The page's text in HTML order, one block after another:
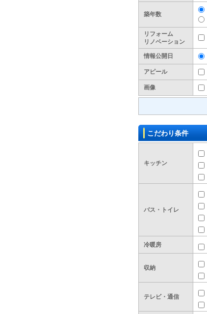
築年数
リフォーム
リノベーション
情報公開日
アピール
画像
こだわり条件
キッチン
バス・トイレ
冷暖房
収納
テレビ・通信